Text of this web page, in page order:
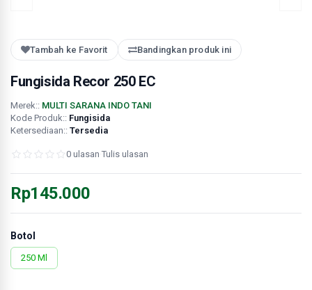
Tambah ke Favorit Bandingkan produk ini
Fungisida Recor 250 EC
Merek:: MULTI SARANA INDO TANI
Kode Produk:: Fungisida
Ketersediaan:: Tersedia
0 ulasan Tulis ulasan
Rp145.000
Botol
250 Ml